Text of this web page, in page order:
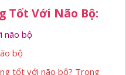
Tốt Với Não Bộ:
bộ
tốt với não bộ? Trong